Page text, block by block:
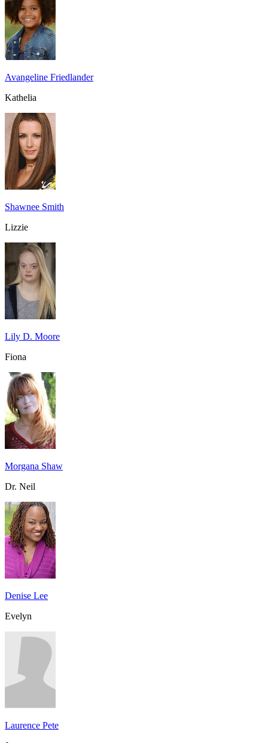
Avangeline Friedlander
Kathelia
Shawnee Smith
Lizzie
Lily D. Moore
Fiona
Morgana Shaw
Dr. Neil
Denise Lee
Evelyn
Laurence Pete